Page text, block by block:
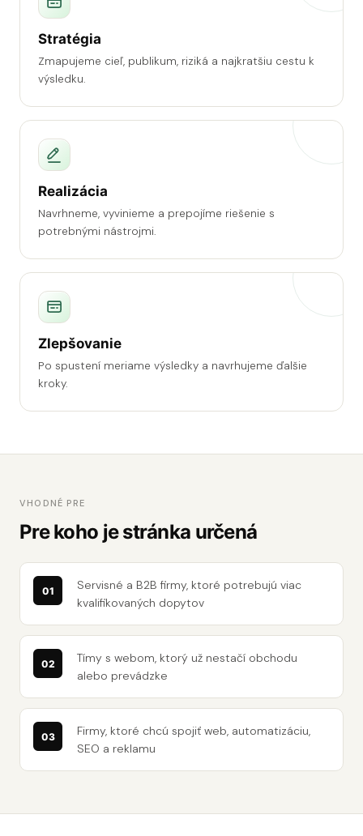
Stratégia
Zmapujeme cieľ, publikum, riziká a najkratšiu cestu k
výsledku.
Realizácia
Navrhneme, vyvinieme a prepojíme riešenie s
potrebnými nástrojmi.
Zlepšovanie
Po spustení meriame výsledky a navrhujeme ďalšie
kroky.
VHODNÉ PRE
Pre koho je stránka určená
Servisné a B2B firmy, ktoré potrebujú viac
kvalifikovaných dopytov
Tímy s webom, ktorý už nestačí obchodu
alebo prevádzke
Firmy, ktoré chcú spojiť web, automatizáciu,
SEO a reklamu